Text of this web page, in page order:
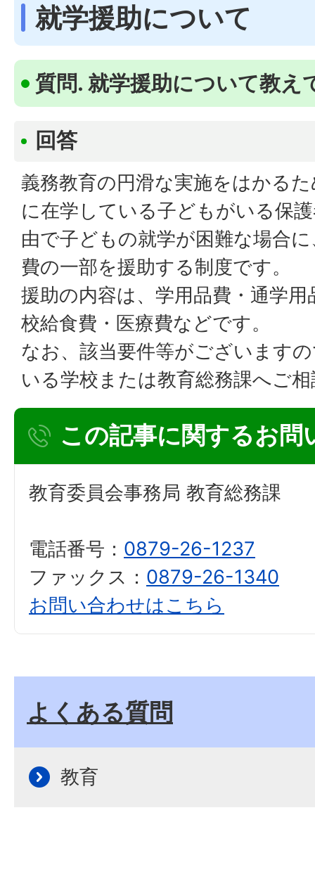
就学援助について
質問. 就学援助について教え
回答
義務教育の円滑な実施をはかる
に在学している子どもがいる保
由で子どもの就学が困難な場合
費の一部を援助する制度です。
援助の内容は、学用品費・通学
校給食費・医療費などです。
なお、該当要件等がございます
いる学校または教育総務課へご
この記事に関するお問
教育委員会事務局 教育総務課
電話番号： 0879-26-1237
ファックス： 0879-26-1340
お問い合わせはこちら
よくある質問
教育